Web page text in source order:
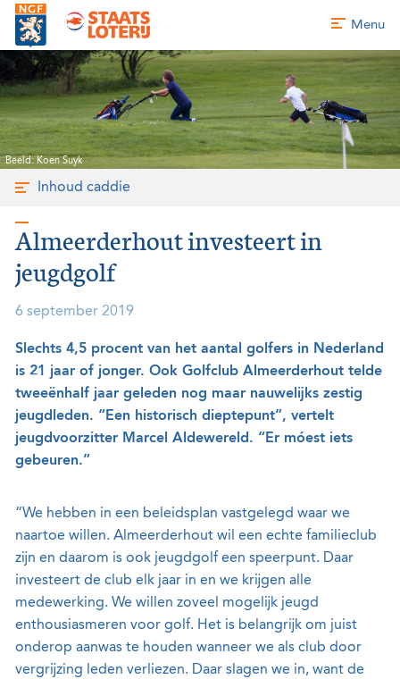
Menu
Beeld: Koen Suyk
Inhoud caddie
Almeerderhout investeert in
jeugdgolf
6 september 2019
Slechts 4,5 procent van het aantal golfers in Nederland
is 21 jaar of jonger. Ook Golfclub Almeerderhout telde
tweeënhalf jaar geleden nog maar nauwelijks zestig
jeugdleden. “Een historisch dieptepunt”, vertelt
jeugdvoorzitter Marcel Aldewereld. “Er móest iets
gebeuren.”
“We hebben in een beleidsplan vastgelegd waar we
naartoe willen. Almeerderhout wil een echte familieclub
zijn en daarom is ook jeugdgolf een speerpunt. Daar
investeert de club elk jaar in en we krijgen alle
medewerking. We willen zoveel mogelijk jeugd
enthousiasmeren voor golf. Het is belangrijk om juist
onderop aanwas te houden wanneer we als club door
vergrijzing leden verliezen. Daar slagen we in, want de